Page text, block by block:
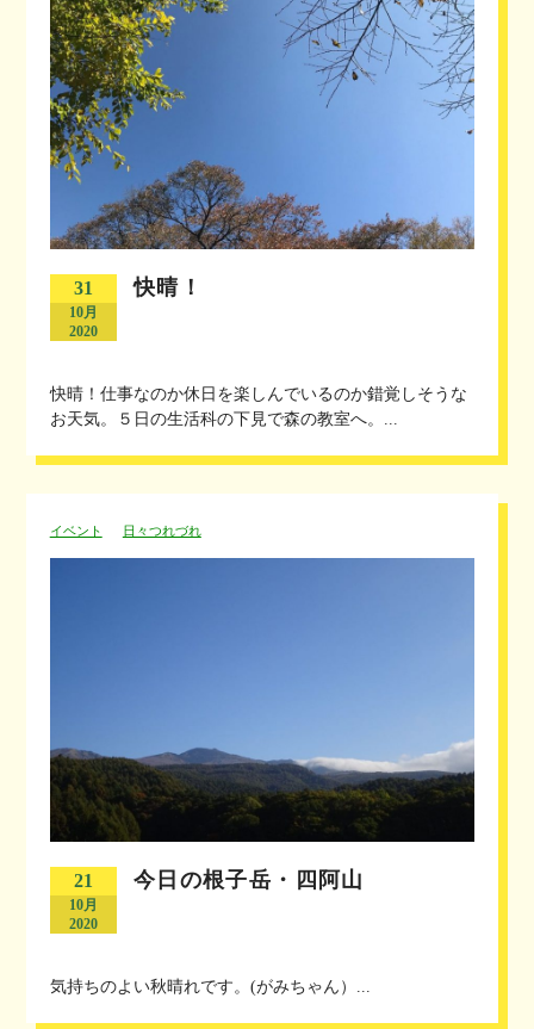
31
10月
2020
快晴！
快晴！仕事なのか休日を楽しんでいるのか錯覚しそうな
お天気。５日の生活科の下見で森の教室へ。...
イベント 日々つれづれ
21
10月
2020
今日の根子岳・四阿山
気持ちのよい秋晴れです。(がみちゃん）...